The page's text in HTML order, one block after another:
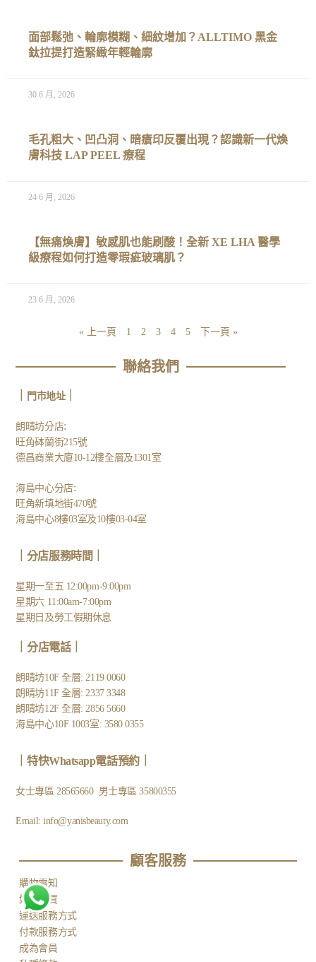
面部鬆弛、輪廓模糊、細紋增加？ALLTIMO 黑金
鈦拉提打造緊緻年輕輪廓
30 6 月, 2026
毛孔粗大、凹凸洞、暗瘡印反覆出現？認識新一代煥
膚科技 LAP PEEL 療程
24 6 月, 2026
【無痛煥膚】敏感肌也能刷酸！全新 XE LHA 醫學
級療程如何打造零瑕疵玻璃肌？
23 6 月, 2026
« 上一頁 1 2 3 4 5 下一頁 »
聯絡我們
門市地址｜
朗晴坊分店:
旺角砵蘭街215號
德昌商業大廈10-12樓全層及1301室
海島中心分店:
旺角新填地街470號
海島中心8樓03室及10樓03-04室
｜分店服務時間｜
星期一至五 12:00pm-9:00pm
星期六 11:00am-7:00pm
星期日及勞工假期休息
分店電話｜
朗晴坊10F 全層: 2119 0060
朗晴坊11F 全層: 2337 3348
朗晴坊12F 全層: 2856 5660
海島中心10F 1003室: 3580 0355
特快Whatsapp電話預約｜
女士專區28565660 男士專區35800355
Email:info@yanisbeauty.com
顧客服務​
購物需知
如何購買
運送服務方式
付款服務方式
成為會員